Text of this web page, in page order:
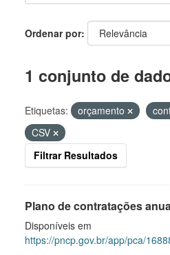
Ordenar por
1 conjunto de
Etiquetas: orçamento
CSV
Filtrar Resultados
Plano de contratações
Disponíveis em
https://pncp.gov.br/app/pca/